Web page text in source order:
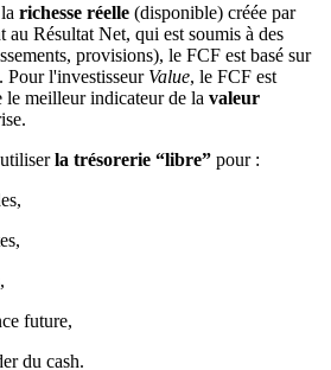
richesse réelle (disponible) créée par
au Résultat Net, qui est soumis à des
provisions), le FCF est basé sur
Pour l'investisseur Value, le FCF est
le meilleur indicateur de la valeur
la trésorerie “libre” pour :
future,
du cash.